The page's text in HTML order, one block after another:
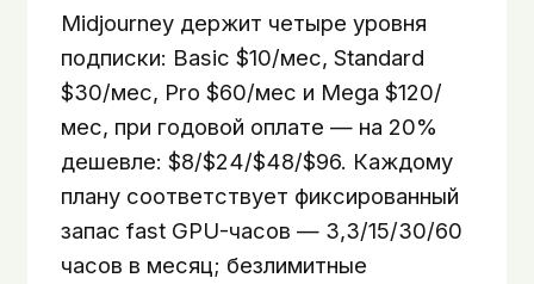
Midjourney держит четыре уровня
подписки: Basic $10/мес, Standard
$30/мес, Pro $60/мес и Mega $120/
мес, при годовой оплате — на 20%
дешевле: $8/$24/$48/$96. Каждому
плану соответствует фиксированный
запас fast GPU-часов — 3,3/15/30/60
часов в месяц; безлимитные